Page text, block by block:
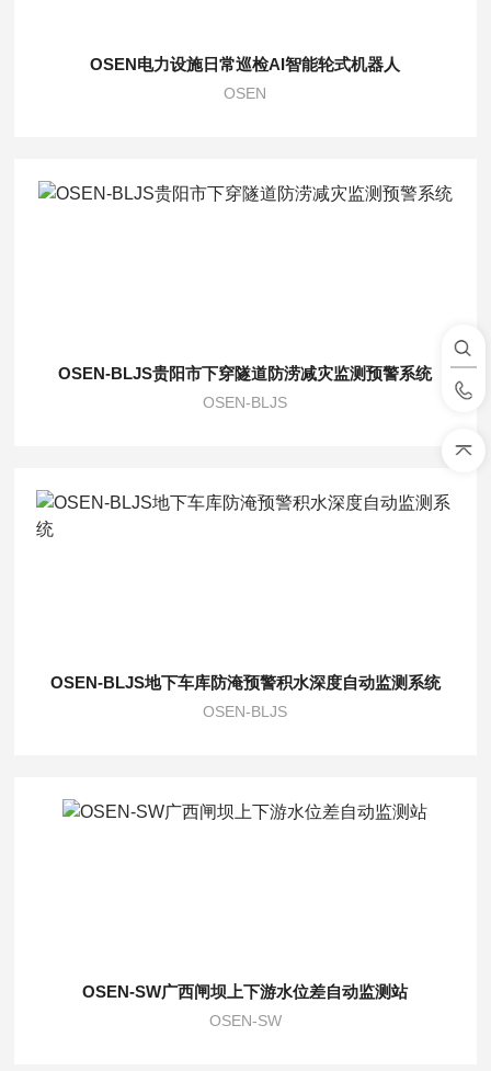
OSEN电力设施日常巡检AI智能轮式机器人
OSEN
OSEN-BLJS贵阳市下穿隧道防涝减灾监测预警系统
OSEN-BLJS
OSEN-BLJS地下车库防淹预警积水深度自动监测系统
OSEN-BLJS
OSEN-SW广西闸坝上下游水位差自动监测站
OSEN-SW